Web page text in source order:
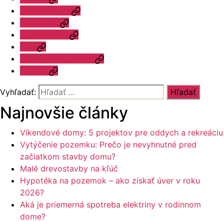
Vyhľadať:
Najnovšie články
Víkendové domy: 5 projektov pre oddych a rekreáciu
Vytýčenie pozemku: Prečo je nevyhnutné pred
začiatkom stavby domu?
Malé drevostavby na kľúč
Hypotéka na pozemok – ako získať úver v roku
2026?
Aká je priemerná spotreba elektriny v rodinnom
dome?